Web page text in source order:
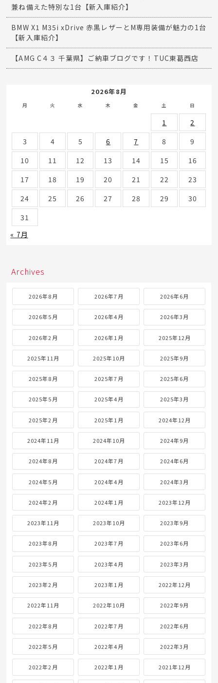
兼ね備えた特別な1台【新入庫紹介】
BMW X1 M35i xDrive 赤黒レザーとM専用装備が魅力の1台
【新入庫紹介】
【AMG C４３ 千葉県】ご納車ブログです！TUC東葛西店
2026年8月
月 火 水 木 金 土 日
1
2
3
4 5 6 7 8
9
10
11 12 13 14 15
16
17
18 19 20 21 22
23
24
25 26 27 28 29
30
31
« 7月
Archives
2026年8月 2026年7月 2026年6月
2026年5月 2026年4月 2026年3月
2026年2月 2026年1月 2025年12月
2025年11月 2025年10月 2025年9月
2025年8月 2025年7月 2025年6月
2025年5月 2025年4月 2025年3月
2025年2月 2025年1月 2024年12月
2024年11月 2024年10月 2024年9月
2024年8月 2024年7月 2024年6月
2024年5月 2024年4月 2024年3月
2024年2月 2024年1月 2023年12月
2023年11月 2023年10月 2023年9月
2023年8月 2023年7月 2023年6月
2023年5月 2023年4月 2023年3月
2023年2月 2023年1月 2022年12月
2022年11月 2022年10月 2022年9月
2022年8月 2022年7月 2022年6月
2022年5月 2022年4月 2022年3月
2022年2月 2022年1月 2021年12月